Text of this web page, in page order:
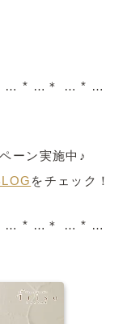
… * …＊ … * …
ーン実施中♪
をチェック！
… * …＊ … * …